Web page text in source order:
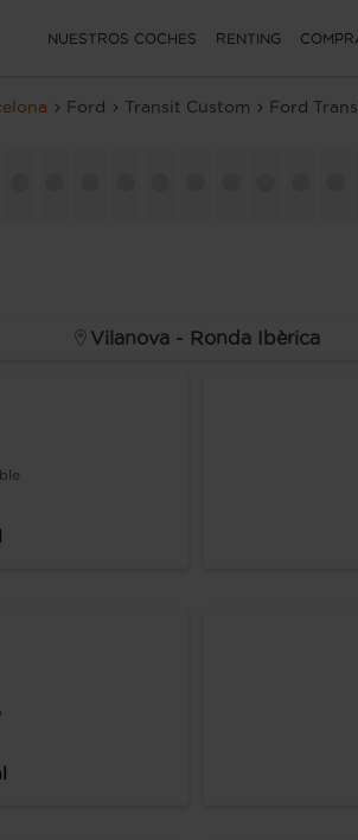
NUESTROS COCHES RENTING
Ford Transit Custom Ford
Vilanova - Ronda Ibèrica